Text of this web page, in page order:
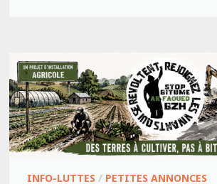
INFO-LUTTES / PETITES ANNONCES